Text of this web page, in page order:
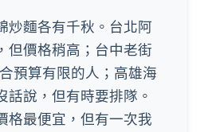
炒麵各有千秋。台北阿
但價格稍高；台中老街
預算有限的人；高雄海
話說，但有時要排隊。
格最便宜，但有一次我